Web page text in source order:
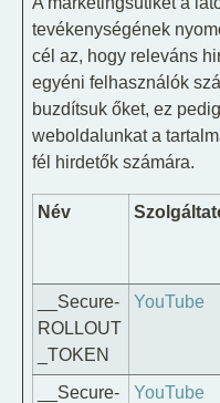
tevékenységének
cél az, hogy releváns
egyéni felhasználók
buzdítsuk őket, ez
weboldalunkat a
fél hirdetők számára.
Név
__Secure-
ROLLOUT
_TOKEN
YouTube
__Secure-
YouTube